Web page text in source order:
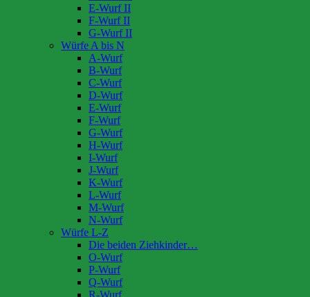
E-Wurf II
F-Wurf II
G-Wurf II
Würfe A bis N
A-Wurf
B-Wurf
C-Wurf
D-Wurf
E-Wurf
F-Wurf
G-Wurf
H-Wurf
I-Wurf
J-Wurf
K-Wurf
L-Wurf
M-Wurf
N-Wurf
Würfe L-Z
Die beiden Ziehkinder…
O-Wurf
P-Wurf
Q-Wurf
R-Wurf